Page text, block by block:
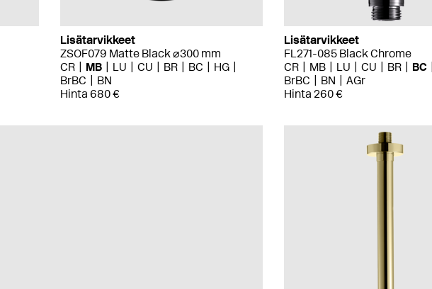
Lisätarvikkeet
ZSOF079 Matte Black ⌀300 mm
CR
MB LU CU BR BC
HG
BrBC
BN
Hinta 680 €
Lisätarvikkeet
FL271-085 Black Chrome
CR
MB LU CU BR
BC
BrBC
BN
AGr
Hinta 260 €